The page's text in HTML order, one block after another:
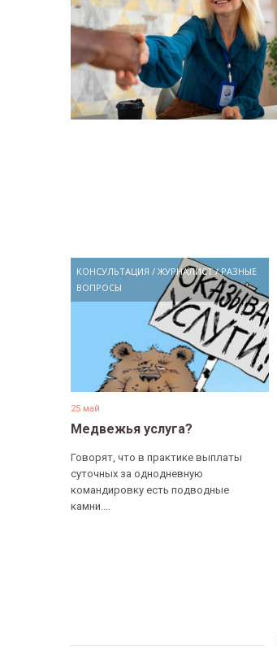
КОНСУЛЬТАЦИЯ / ЖУРНАЛИСТ/РАЗНЫЕ
ВОПРОСЫ
25 май
Медвежья услуга?
Говорят, что в практике выплаты
суточных за однодневную
командировку есть подводные
камни....